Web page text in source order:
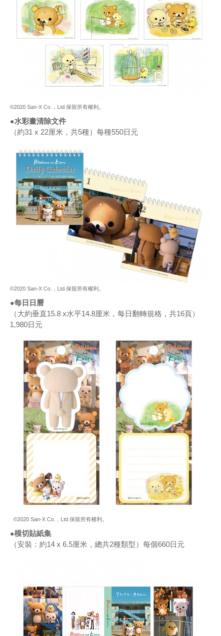
©2020 San-X Co.，Ltd.保留所有權利。
●水彩畫清除文件
（約31 x 22厘米，共5種）每種550日元
©2020 San-X Co.，Ltd.保留所有權利。
●每日日曆
（大約垂直15.8 x水平14.8厘米，每日翻轉規格，共16頁）
1,980日元
©2020 San-X Co.，Ltd.保留所有權利。
●模切貼紙集
（安裝：約14 x 6.5厘米，總共2種類型）每個660日元